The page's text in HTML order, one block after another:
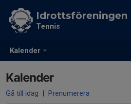
Kalender
Idrottsföreningen
Tennis
Kalender
Gå till idag | Prenumerera